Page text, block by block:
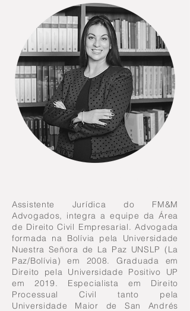
Assistente Jurídica do FM&M
Advogados, integra a equipe da Área
de Direito Civil Empresarial. Advogada
formada na Bolívia pela Universidade
Nuestra Señora de La Paz UNSLP (La
Paz/Bolívia) em 2008. Graduada em
Direito pela Universidade Positivo UP
em 2019. Especialista em Direito
Processual Civil tanto pela
Universidade Maior de San Andrés